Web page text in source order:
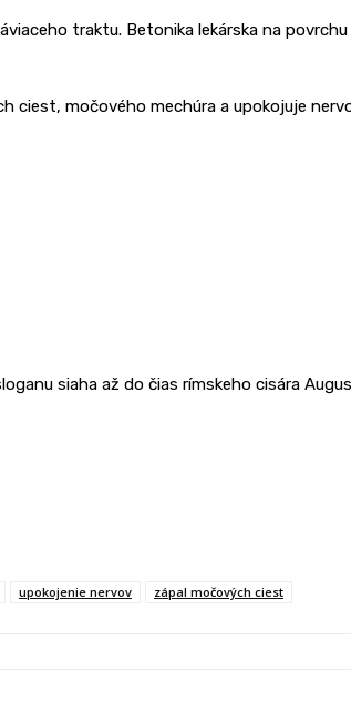
traktu. Betonika lekárska na
ciest, močového mechúra a upokojuje
siaha až do čias rímskeho cisára
upokojenie nervov zápal močových ciest